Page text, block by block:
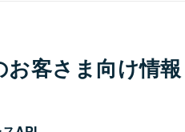
お客さま向け情報